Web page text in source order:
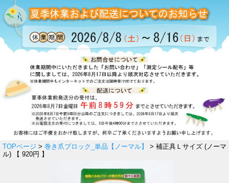
TOPページ > 巻き爪ブロック_単品【ノーマル】
> 補正具Ｌサイズ (ノーマ
ル) 【 920円 】